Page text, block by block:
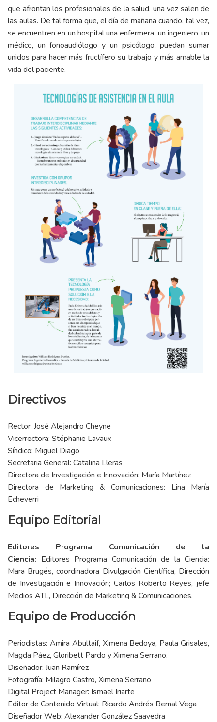
que afrontan los profesionales de la salud, una vez salen de
las aulas. De tal forma que, el día de mañana cuando, tal vez,
se encuentren en un hospital una enfermera, un ingeniero, un
médico, un fonoaudiólogo y un psicólogo, puedan sumar
unidos para hacer más fructífero su trabajo y más amable la
vida del paciente.
Directivos
Rector: José Alejandro Cheyne
Vicerrectora: Stéphanie Lavaux
Síndico: Miguel Diago
Secretaria General: Catalina Lleras
Directora de Investigación e Innovación: María Martínez
Directora de Marketing & Comunicaciones: Lina María
Echeverri
Equipo Editorial
Editores Programa Comunicación de la
Ciencia: Editores Programa Comunicación de la Ciencia:
Mara Brugés, coordinadora Divulgación Científica, Dirección
de Investigación e Innovación; Carlos Roberto Reyes, jefe
Medios ATL, Dirección de Marketing & Comunicaciones.
Equipo de Producción
Periodistas: Amira Abultaif, Ximena Bedoya, Paula Grisales,
Magda Páez, Gloribett Pardo y Ximena Serrano.
Diseñador: Juan Ramírez
Fotografía: Milagro Castro, Ximena Serrano
Digital Project Manager: Ismael Iriarte
Editor de Contenido Virtual: Ricardo Andrés Bernal Vega
Diseñador Web: Alexander González Saavedra